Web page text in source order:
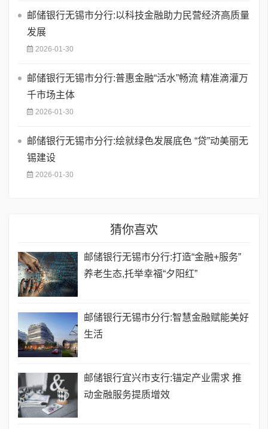
邮储银行无锡市分行:以科技金融助力民营经济高质量
发展
2026-01-30
邮储银行无锡市分行:普惠金融“活水”畅流 精准滴灌万
千市场主体
2026-01-30
邮储银行无锡市分行:绘就绿色发展底色 “贷”动美丽无
锡建设
2026-01-30
猜你喜欢
邮储银行无锡市分行:打造“金融+服务”
养老生态,托举幸福“夕阳红”
邮储银行无锡市分行:智慧金融赋能美好
生活
邮储银行宜兴市支行:锚定产业需求 推
动金融服务提质增效